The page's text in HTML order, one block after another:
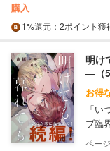
購入
1%還元 ：2ポイント獲
明け
―（5
お得
「
ブ臨